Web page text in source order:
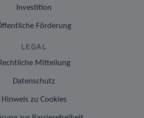
Investition
Förderung
LEGAL
Mitteilung
Datenschutz
Hinweis zu Cookies